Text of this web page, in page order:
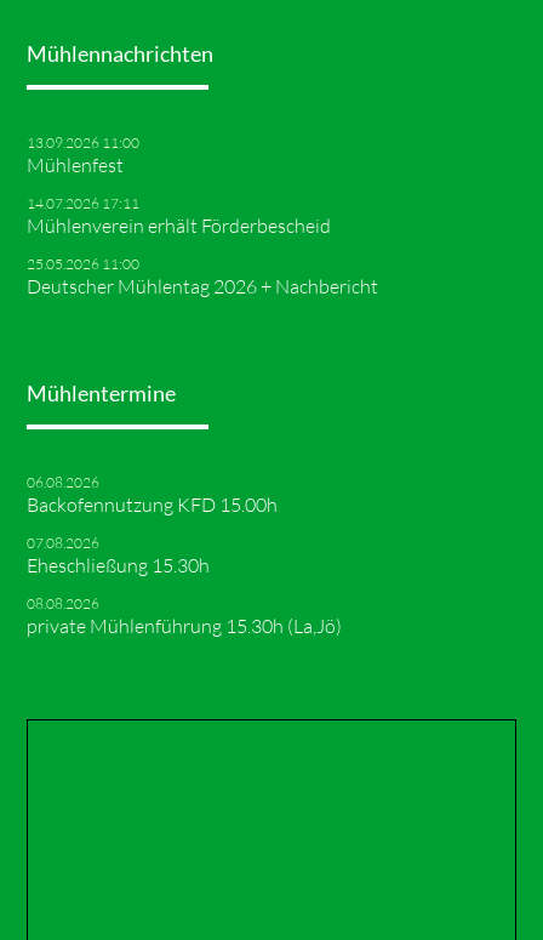
Mühlennachrichten
13.09.2026 11:00
Mühlenfest
14.07.2026 17:11
Mühlenverein erhält Förderbescheid
25.05.2026 11:00
Deutscher Mühlentag 2026 + Nachbericht
Mühlentermine
06.08.2026
Backofennutzung KFD 15.00h
07.08.2026
Eheschließung 15.30h
08.08.2026
private Mühlenführung 15.30h (La,Jö)